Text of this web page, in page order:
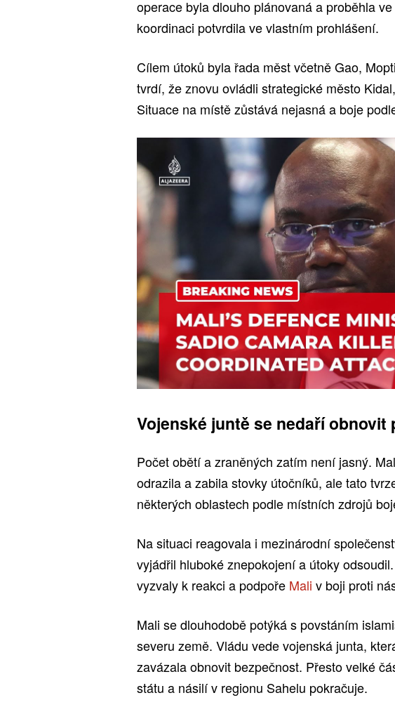
operace byla dlouho plánovaná a proběhla
koordinaci potvrdila ve vlastním prohlášení.
Cílem útoků byla řada měst včetně Gao,
tvrdí, že znovu ovládli strategické město
Situace na místě zůstává nejasná a boje
Vojenské juntě se nedaří obnovit
Počet obětí a zraněných zatím není jasný.
odrazila a zabila stovky útočníků, ale tato
některých oblastech podle místních zdrojů
Na situaci reagovala i mezinárodní
vyjádřil hluboké znepokojení a útoky
vyzvaly k reakci a podpoře Mali v boji proti
Mali se dlouhodobě potýká s povstáním
severu země. Vládu vede vojenská junta,
zavázala obnovit bezpečnost. Přesto velké
státu a násilí v regionu Sahelu pokračuje.